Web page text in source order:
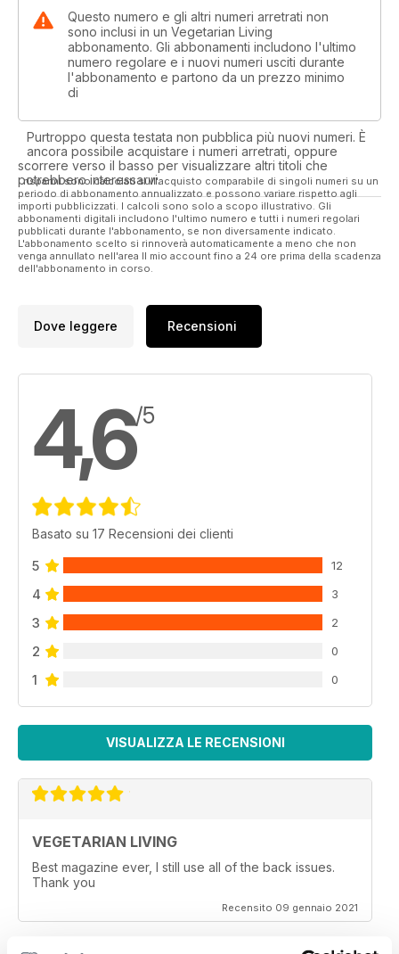
Questo numero e gli altri numeri arretrati non
sono inclusi in un Vegetarian Living
abbonamento. Gli abbonamenti includono l'ultimo
numero regolare e i nuovi numeri usciti durante
l'abbonamento e partono da un prezzo minimo
di
Purtroppo questa testata non pubblica più nuovi numeri. È
ancora possibile acquistare i numeri arretrati, oppure
scorrere verso il basso per visualizzare altri titoli che
potrebbero interessarvi.
I risparmi sono calcolati sull'acquisto comparabile di singoli numeri su un
periodo di abbonamento annualizzato e possono variare rispetto agli
importi pubblicizzati. I calcoli sono solo a scopo illustrativo. Gli
abbonamenti digitali includono l'ultimo numero e tutti i numeri regolari
pubblicati durante l'abbonamento, se non diversamente indicato.
L'abbonamento scelto si rinnoverà automaticamente a meno che non
venga annullato nell'area Il mio account fino a 24 ore prima della scadenza
dell'abbonamento in corso.
Dove leggere Recensioni
4,6/5
Basato su 17 Recensioni dei clienti
5 12
4 3
3 2
2 0
1 0
VISUALIZZA LE RECENSIONI
VEGETARIAN LIVING
Best magazine ever, I still use all of the back issues.
Thank you
Recensito 09 gennaio 2021